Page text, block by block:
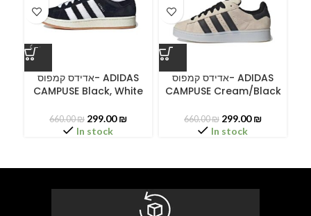
אדידס קמפוס- ADIDAS
CAMPUSE Black, White
660.00₪ 299.00₪
In stock
אדידס קמפוס- ADIDAS
CAMPUSE Cream/Black
660.00₪ 299.00₪
In stock